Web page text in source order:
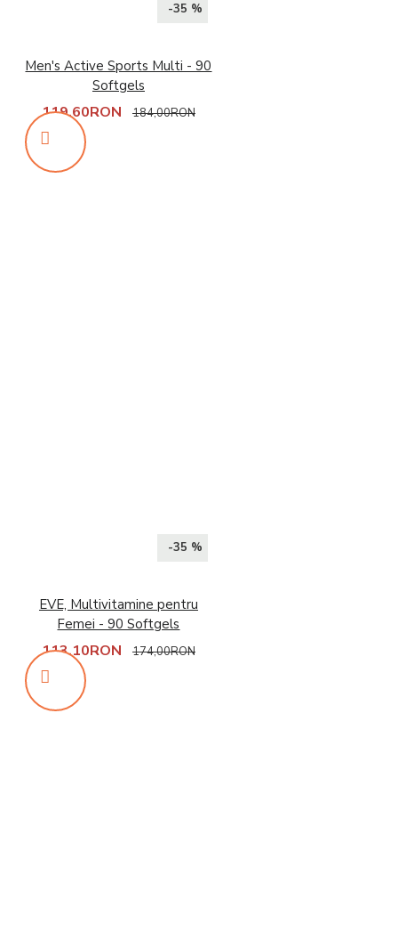
-35 %
Men's Active Sports Multi - 90
Softgels
119,60RON 184,00RON
-35 %
EVE, Multivitamine pentru
Femei - 90 Softgels
113,10RON 174,00RON